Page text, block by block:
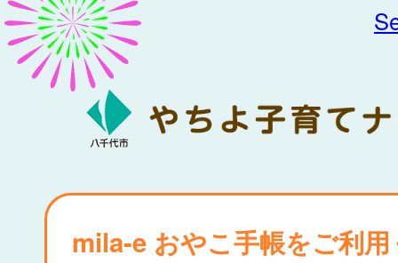
mila-e おやこ手帳をご利